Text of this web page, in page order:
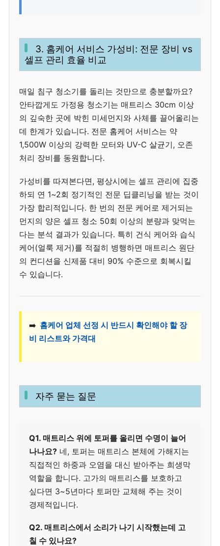
3. 홈케어 서비스 가성비: 전문 장비 vs
셀프 관리 효율 비교
매일 침구 청소기를 돌리는 것만으로 충분할까요?
안타깝게도 가정용 청소기는 매트리스 30cm 이상
의 깊숙한 곳에 박힌 미세먼지와 사체를 끌어올리는
데 한계가 있습니다. 전문 홈케어 서비스는 약
1,500W 이상의 강력한 모터와 UV-C 살균기, 오존
처리 장비를 동원합니다.
가성비를 따져본다면, 평상시에는 셀프 관리에 집중
하되 연 1~2회 정기적인 전문 딥클리닝을 받는 것이
가장 합리적입니다. 한 번의 전문 케어로 제거되는
먼지의 양은 셀프 청소 50회 이상의 분량과 맞먹는
다는 분석 결과가 있습니다. 특히 건식 케어와 습식
케어(얼룩 제거)를 적절히 병행하면 매트리스 원단
의 컨디션을 신제품 대비 90% 수준으로 회복시킬
수 있습니다.
➡️ 홈케어 업체 선정 시 반드시 확인해야 할 장
비 리스트와 가격대
자주 묻는 질문
Q1. 매트리스 위에 토퍼를 올리면 수명이 늘어
나나요? 네, 토퍼는 매트리스 본체에 가해지는
직접적인 하중과 오염을 대신 받아주는 희생막
역할을 합니다. 고가의 매트리스를 보호하고
싶다면 3~5년마다 토퍼만 교체해 주는 것이
경제적입니다.
Q2. 매트리스에서 소리가 나기 시작했는데 고
칠 수 있나요?